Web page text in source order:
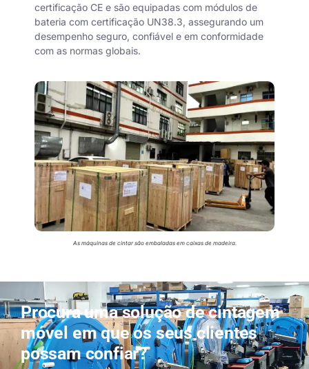
certificação CE e são equipadas com módulos de
bateria com certificação UN38.3, assegurando um
desempenho seguro, confiável e em conformidade
com as normas globais.
As máquinas de cintar são embaladas em caixas de madeira.
Procura uma solução de cintagem
móvel em que os seus clientes
possam confiar?